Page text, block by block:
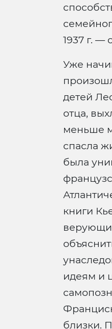
1937 г. —
Уже
детей
отца,
меньше
спасла
была
книги
идеям и
близки.